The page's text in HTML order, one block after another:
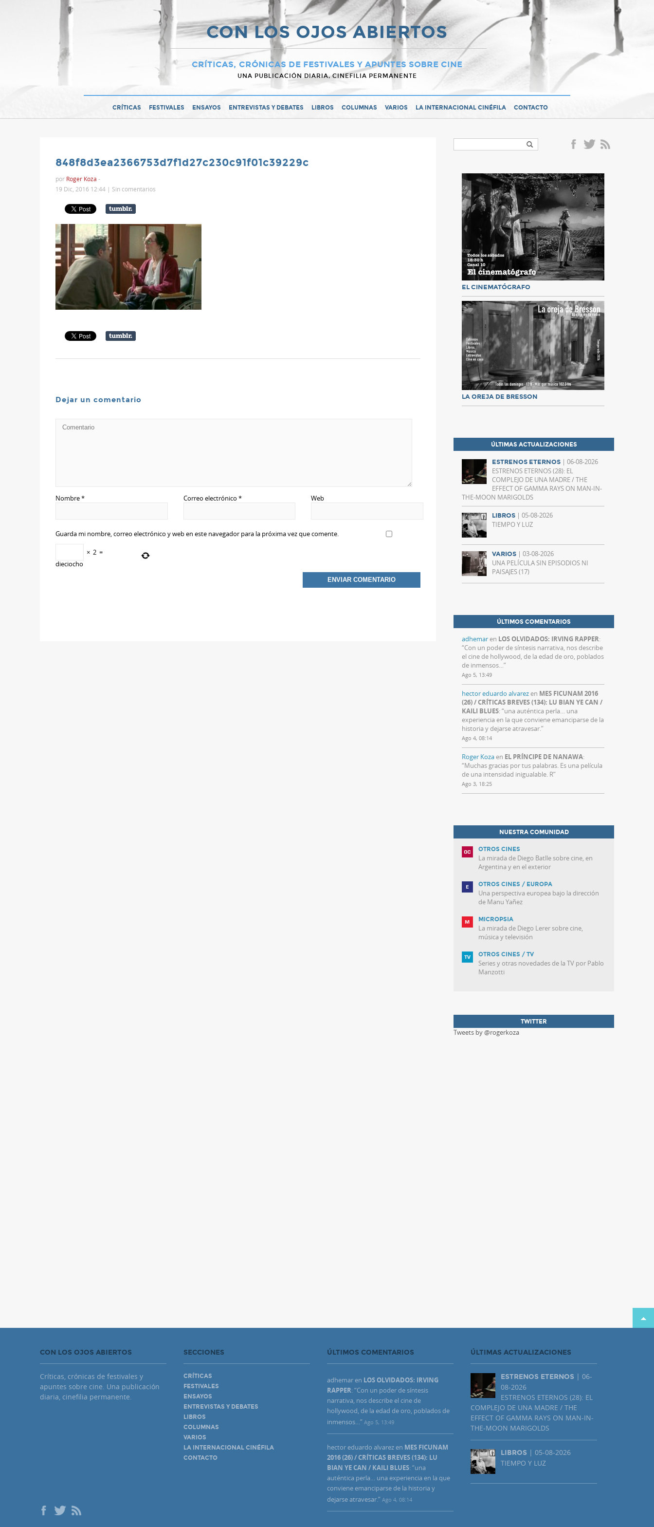
CON LOS OJOS ABIERTOS
CRÍTICAS, CRÓNICAS DE FESTIVALES Y APUNTES SOBRE CINE
UNA PUBLICACIÓN DIARIA, CINEFILIA PERMANENTE
CRÍTICAS FESTIVALES ENSAYOS ENTREVISTAS Y DEBATES LIBROS COLUMNAS VARIOS LA INTERNACIONAL CINÉFILA CONTACTO
848f8d3ea2366753d7f1d27c230c91f01c39229c
por Roger Koza -
19 Dic, 2016 12:44 | Sin comentarios
Dejar un comentario
Nombre* Correo electrónico * Web
Guarda mi nombre, correo electrónico y web en este navegador para la próxima vez que comente.
× 2 =
dieciocho
EL CINEMATÓGRAFO
LA OREJA DE BRESSON
ÚLTIMAS ACTUALIZACIONES
ESTRENOS ETERNOS | 06-08-2026
ESTRENOS ETERNOS (28): EL
COMPLEJO DE UNA MADRE / THE
EFFECT OF GAMMA RAYS ON MAN-IN-
THE-MOON MARIGOLDS
LIBROS | 05-08-2026
TIEMPO Y LUZ
VARIOS | 03-08-2026
UNA PELÍCULA SIN EPISODIOS NI
PAISAJES (17)
ÚLTIMOS COMENTARIOS
adhemaren LOS OLVIDADOS: IRVING RAPPER:
“Con un poder de síntesis narrativa, nos describe
el cine de hollywood, de la edad de oro, poblados
de inmensos…”
Ago 5, 13:49
hector eduardo alvarezen MES FICUNAM 2016
(26) / CRÍTICAS BREVES (134): LU BIAN YE CAN /
KAILI BLUES: “una auténtica perla… una
experiencia en la que conviene emanciparse de la
historia y dejarse atravesar.”
Ago 4, 08:14
Roger Kozaen EL PRÍNCIPE DE NANAWA:
“Muchas gracias por tus palabras. Es una película
de una intensidad inigualable. R”
Ago 3, 18:25
NUESTRA COMUNIDAD
OTROS CINES
La mirada de Diego Batlle sobre cine, en
Argentina y en el exterior
OTROS CINES / EUROPA
Una perspectiva europea bajo la dirección
de Manu Yañez
MICROPSIA
La mirada de Diego Lerer sobre cine,
música y televisión
OTROS CINES / TV
Series y otras novedades de la TV por Pablo
Manzotti
TWITTER
Tweets by @rogerkoza
CON LOS OJOS ABIERTOS
Críticas, crónicas de festivales y
apuntes sobre cine. Una publicación
diaria, cinefilia permanente.
SECCIONES
CRÍTICAS
FESTIVALES
ENSAYOS
ENTREVISTAS Y DEBATES
LIBROS
COLUMNAS
VARIOS
LA INTERNACIONAL CINÉFILA
CONTACTO
ÚLTIMOS COMENTARIOS
adhemaren LOS OLVIDADOS: IRVING
RAPPER: “Con un poder de síntesis
narrativa, nos describe el cine de
hollywood, de la edad de oro, poblados de
inmensos…” Ago 5, 13:49
hector eduardo alvarezen MES FICUNAM
2016 (26) / CRÍTICAS BREVES (134): LU
BIAN YE CAN / KAILI BLUES: “una
auténtica perla… una experiencia en la que
conviene emanciparse de la historia y
dejarse atravesar.” Ago 4, 08:14
ÚLTIMAS ACTUALIZACIONES
ESTRENOS ETERNOS | 06-
08-2026
ESTRENOS ETERNOS (28): EL
COMPLEJO DE UNA MADRE / THE
EFFECT OF GAMMA RAYS ON MAN-IN-
THE-MOON MARIGOLDS
LIBROS | 05-08-2026
TIEMPO Y LUZ